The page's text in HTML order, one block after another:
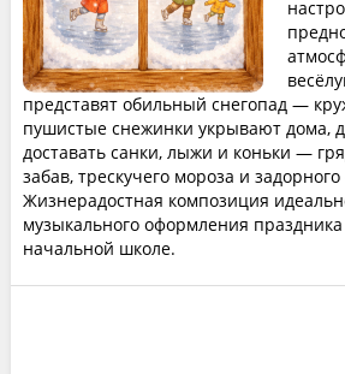
представят обильный снегопад —
пушистые снежинки укрывают дома,
доставать санки, лыжи и коньки —
забав, трескучего мороза и задорного
Жизнерадостная композиция
музыкального оформления праздника
начальной школе.